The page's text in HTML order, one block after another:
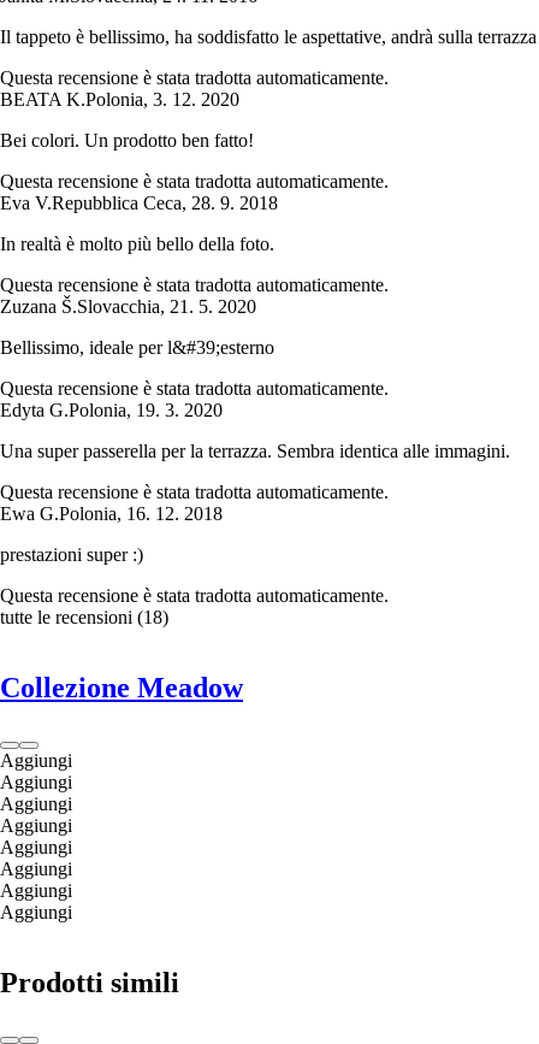
Il tappeto è bellissimo, ha soddisfatto le aspettative, andrà sulla terrazza
Questa recensione è stata tradotta automaticamente.
BEATA K.Polonia, 3. 12. 2020
Bei colori. Un prodotto ben fatto!
Questa recensione è stata tradotta automaticamente.
Eva V.Repubblica Ceca, 28. 9. 2018
In realtà è molto più bello della foto.
Questa recensione è stata tradotta automaticamente.
Zuzana Š.Slovacchia, 21. 5. 2020
Bellissimo, ideale per l&#39;esterno
Questa recensione è stata tradotta automaticamente.
Edyta G.Polonia, 19. 3. 2020
Una super passerella per la terrazza. Sembra identica alle immagini.
Questa recensione è stata tradotta automaticamente.
Ewa G.Polonia, 16. 12. 2018
prestazioni super :)
Questa recensione è stata tradotta automaticamente.
tutte le recensioni (18)
Collezione Meadow
Aggiungi
Aggiungi
Aggiungi
Aggiungi
Aggiungi
Aggiungi
Aggiungi
Aggiungi
Prodotti simili